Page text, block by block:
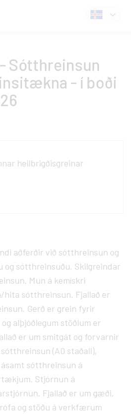
Íslenska
- Sótthreinsun
- í boði
heilbrigðisgreinar
aðferðir við sótthreinsun og
og sótthreinsuðu. Skilgreindar
Mun á kemískri
hita sótthreinsun. Fjallað er
Gerð er grein fyrir
alþjóðlegum stöðlum er
er um smitgát og forvarnir
(A0 staðall),
sótthreinsun á
Stjórnun á
Fjallað er um gæði,
og stöðu á verkfærum